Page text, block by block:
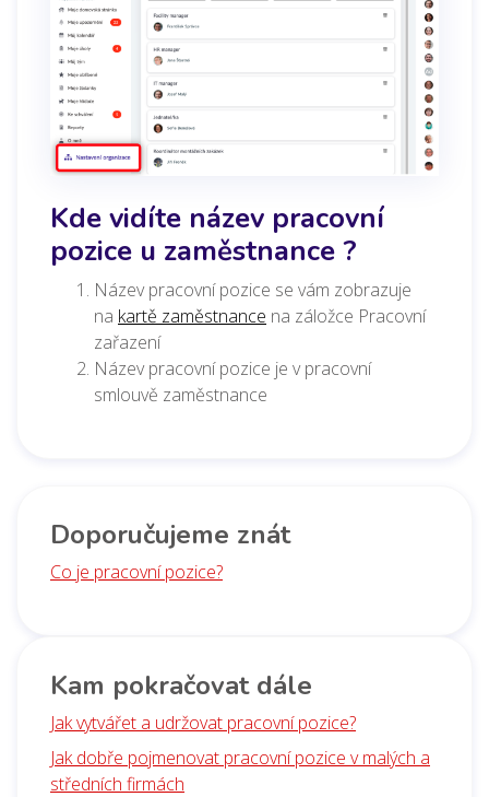
Kde vidíte název pracovní
pozice u zaměstnance ?
Název pracovní pozice se vám zobrazuje
na kartě zaměstnance na záložce Pracovní
zařazení
Název pracovní pozice je v pracovní
smlouvě zaměstnance
Doporučujeme znát
Co je pracovní pozice?
Kam pokračovat dále
Jak vytvářet a udržovat pracovní pozice?
Jak dobře pojmenovat pracovní pozice v malých a
středních firmách